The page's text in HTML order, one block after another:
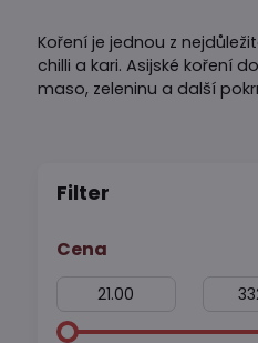
Koření je jednou z
chilli a kari. Asijské koření
maso, zeleninu a další
Filter
Cena